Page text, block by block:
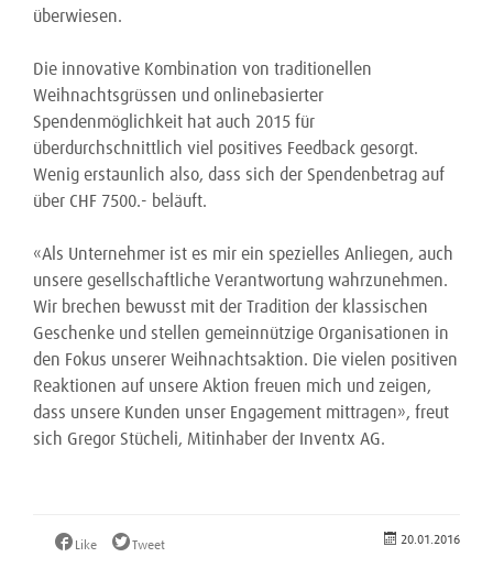
überwiesen.
Die innovative Kombination von traditionellen
Weihnachtsgrüssen und onlinebasierter
Spendenmöglichkeit hat auch 2015 für
überdurchschnittlich viel positives Feedback gesorgt.
Wenig erstaunlich also, dass sich der Spendenbetrag auf
über CHF 7500.- beläuft.
«Als Unternehmer ist es mir ein spezielles Anliegen, auch
unsere gesellschaftliche Verantwortung wahrzunehmen.
Wir brechen bewusst mit der Tradition der klassischen
Geschenke und stellen gemeinnützige Organisationen in
den Fokus unserer Weihnachtsaktion. Die vielen positiven
Reaktionen auf unsere Aktion freuen mich und zeigen,
dass unsere Kunden unser Engagement mittragen», freut
sich Gregor Stücheli, Mitinhaber der Inventx AG.
Like Tweet 20.01.2016